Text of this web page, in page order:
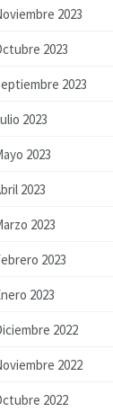
2023
2023
2023
2023
2023
2023
2023
2023
2023
2022
2022
2022